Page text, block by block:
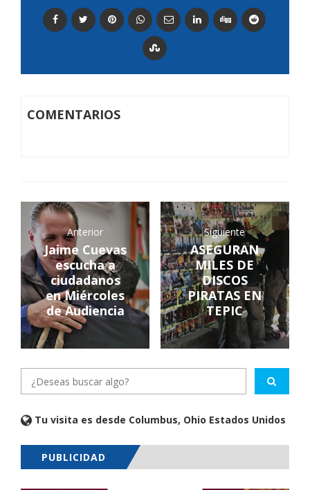
COMENTARIOS
Anterior
Jaime Cuevas
escucha a
ciudadanos
en Miércoles
de Audiencia
Siguiente
ASEGURAN
MILES DE
DISCOS
PIRATAS EN
TEPIC
Tu visita es desde Columbus, Ohio Estados Unidos
PUBLICIDAD